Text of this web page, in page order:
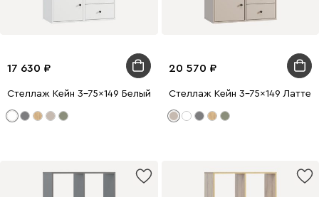
17 630
Стеллаж Кейн 3-75x149 Белый
20 570
Стеллаж Кейн 3-75x149 Латте